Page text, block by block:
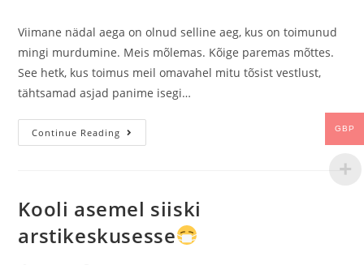
Viimane nädal aega on olnud selline aeg, kus on toimunud
mingi murdumine. Meis mõlemas. Kõige paremas mõttes.
See hetk, kus toimus meil omavahel mitu tõsist vestlust,
tähtsamad asjad panime isegi…
Continue Reading
Kooli asemel siiski
arstikeskusesse
GBP